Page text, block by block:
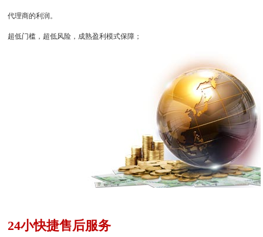
代理商的利润。
超低门槛，超低风险，成熟盈利模式保障；
24小快捷售后服务